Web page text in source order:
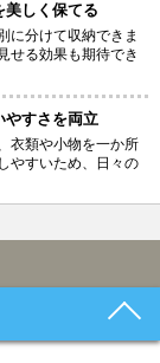
美しく保てる
に分けて収納できま
せる効果も期待でき
やすさを両立
衣類や小物を一か所
やすいため、日々の